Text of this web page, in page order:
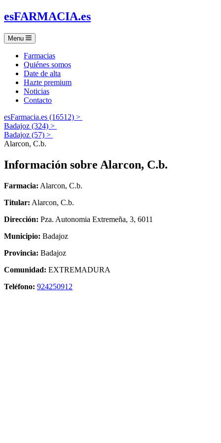
esFARMACIA.es
Menu
Farmacias
Quiénes somos
Date de alta
Hazte premium
Noticias
Contacto
esFarmacia.es (16512) >
Badajoz (324) >
Badajoz (57) >
Alarcon, C.b.
Información sobre Alarcon, C.b.
Farmacia: Alarcon, C.b.
Titular: Alarcon, C.b.
Dirección: Pza. Autonomia Extremeña, 3, 6011
Municipio: Badajoz
Provincia: Badajoz
Comunidad: EXTREMADURA
Teléfono: 924250912